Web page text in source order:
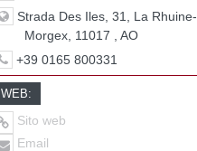
Strada Des Iles, 31, La Rhuine-
Morgex, 11017 , AO
+39 0165 800331
WEB:
Sito web
Email